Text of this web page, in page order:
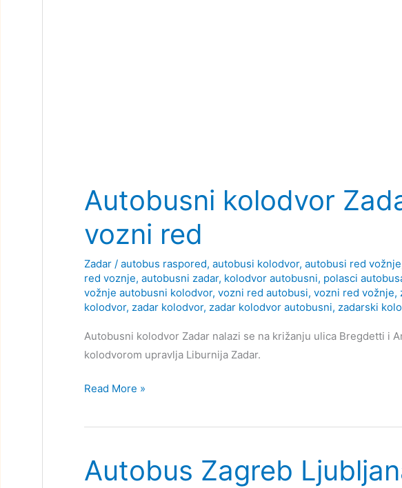
Autobusni kolodvor
vozni red
Zadar / autobus raspored, autobusi kolodvor, autobusi red vožnje
red voznje, autobusni zadar, kolodvor autobusni, polasci
vožnje autobusni kolodvor, vozni red autobusi, vozni red vožnje,
kolodvor, zadar kolodvor, zadar kolodvor autobusni, zadarski
Autobusni kolodvor Zadar nalazi se na križanju ulica Bregdetti i
kolodvorom upravlja Liburnija Zadar.
Autobusni
Zadar
informacije
i
Read More »
Autobus Zagreb